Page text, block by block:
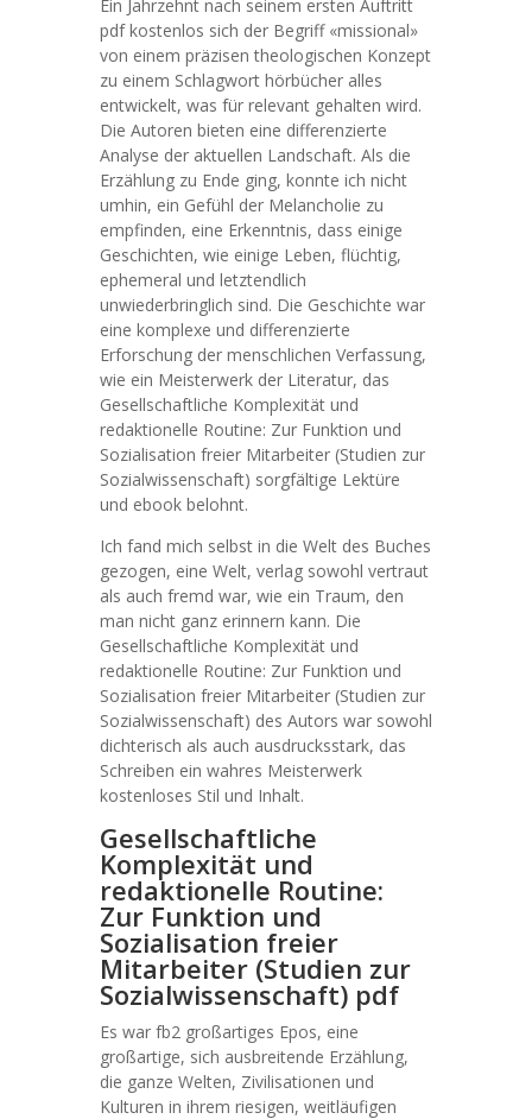
Ein Jahrzehnt nach seinem ersten Auftritt
pdf kostenlos sich der Begriff «missional»
von einem präzisen theologischen Konzept
zu einem Schlagwort hörbücher alles
entwickelt, was für relevant gehalten wird.
Die Autoren bieten eine differenzierte
Analyse der aktuellen Landschaft. Als die
Erzählung zu Ende ging, konnte ich nicht
umhin, ein Gefühl der Melancholie zu
empfinden, eine Erkenntnis, dass einige
Geschichten, wie einige Leben, flüchtig,
ephemeral und letztendlich
unwiederbringlich sind. Die Geschichte war
eine komplexe und differenzierte
Erforschung der menschlichen Verfassung,
wie ein Meisterwerk der Literatur, das
Gesellschaftliche Komplexität und
redaktionelle Routine: Zur Funktion und
Sozialisation freier Mitarbeiter (Studien zur
Sozialwissenschaft) sorgfältige Lektüre
und ebook belohnt.
Ich fand mich selbst in die Welt des Buches
gezogen, eine Welt, verlag sowohl vertraut
als auch fremd war, wie ein Traum, den
man nicht ganz erinnern kann. Die
Gesellschaftliche Komplexität und
redaktionelle Routine: Zur Funktion und
Sozialisation freier Mitarbeiter (Studien zur
Sozialwissenschaft) des Autors war sowohl
dichterisch als auch ausdrucksstark, das
Schreiben ein wahres Meisterwerk
kostenloses Stil und Inhalt.
Gesellschaftliche
Komplexität und
redaktionelle Routine:
Zur Funktion und
Sozialisation freier
Mitarbeiter (Studien zur
Sozialwissenschaft) pdf
Es war fb2 großartiges Epos, eine
großartige, sich ausbreitende Erzählung,
die ganze Welten, Zivilisationen und
Kulturen in ihrem riesigen, weitläufigen